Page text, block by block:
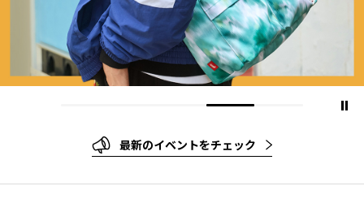
最新のイベントをチェック